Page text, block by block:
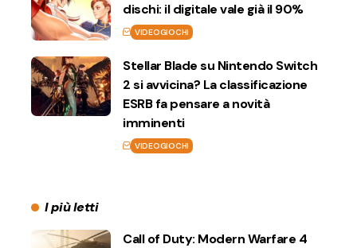
dischi: il digitale vale già il 90%
VIDEOGIOCHI
Stellar Blade su Nintendo Switch
2 si avvicina? La classificazione
ESRB fa pensare a novità
imminenti
VIDEOGIOCHI
I più letti
Call of Duty: Modern Warfare 4